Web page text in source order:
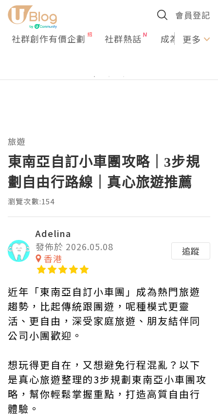
會員登記
社群創作有價企劃 社群熱話 成為U更多
旅遊
東南亞自訂小車團攻略｜3步規
劃自由行路線｜真心旅遊推薦
瀏覽次數:154
Adelina
發佈於 2026.05.08
香港
追蹤
近年「東南亞自訂小車團」成為熱門旅遊
趨勢，比起傳統跟團遊，呢種模式更靈
活、更自由，深受家庭旅遊、朋友結伴同
公司小團歡迎。
想玩得更自在，又想避免行程混亂？以下
是真心旅遊整理的3步規劃東南亞小車團攻
略，幫你輕鬆掌握重點，打造高質自由行
體驗。